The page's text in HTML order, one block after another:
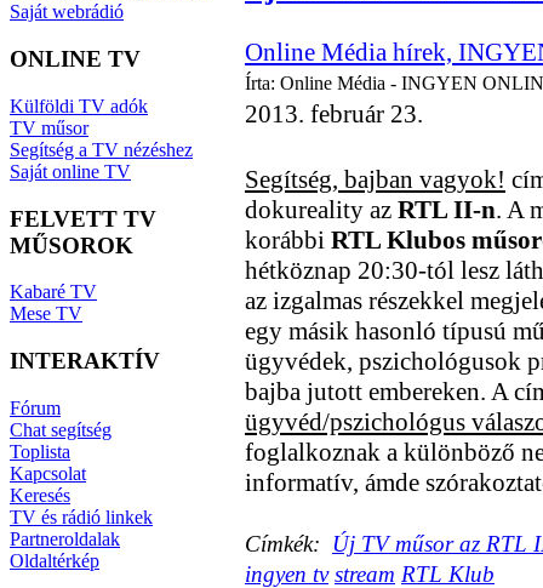
Saját webrádió
ONLINE TV
Külföldi TV adók
TV műsor
Segítség a TV nézéshez
Saját online TV
FELVETT TV
MŰSOROK
Kabaré TV
Mese TV
INTERAKTÍV
Fórum
Chat segítség
Toplista
Kapcsolat
Keresés
TV és rádió linkek
Partneroldalak
Oldaltérkép
Online Média hírek,
Írta: Online Média - INGYEN
2013. február 23.
Segítség, bajban vagyok!
dokureality az RTL II-n. A
korábbi RTL Klubos
hétköznap 20:30-tól lesz
az izgalmas részekkel
egy másik hasonló típusú
ügyvédek, pszichológusok
bajba jutott embereken. A
ügyvéd/pszichológus
foglalkoznak a különböző
informatív, ámde
Címkék: Új TV műsor az RTL
ingyen tv stream RTL Klub